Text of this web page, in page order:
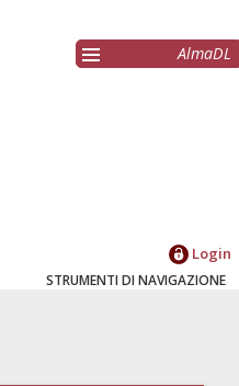
AlmaDL
Login
STRUMENTI DI NAVIGAZIONE